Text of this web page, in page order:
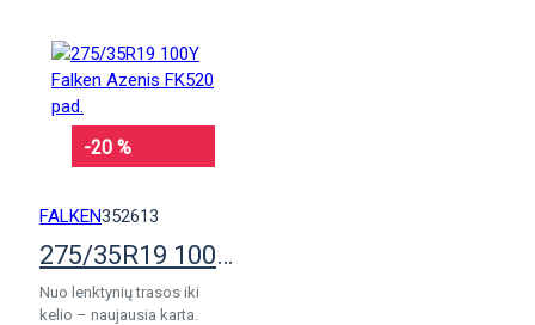
-20 %
FALKEN352613
275/35R19 100Y Falken Azenis FK520 pad.
Nuo lenktynių trasos iki
kelio – naujausia karta.